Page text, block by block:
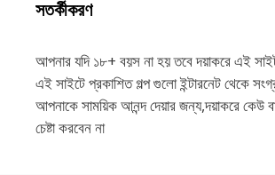
সতর্কীকরণ
আপনার যদি ১৮+ বয়স না হয় তবে দয়াকরে এই
এই সাইটে প্রকাশিত গল্প গুলো ইন্টারনেট থেকে
আপনাকে সাময়িক আনন্দ দেয়ার জন্য,দয়াকরে কেউ
চেষ্টা করবেন না